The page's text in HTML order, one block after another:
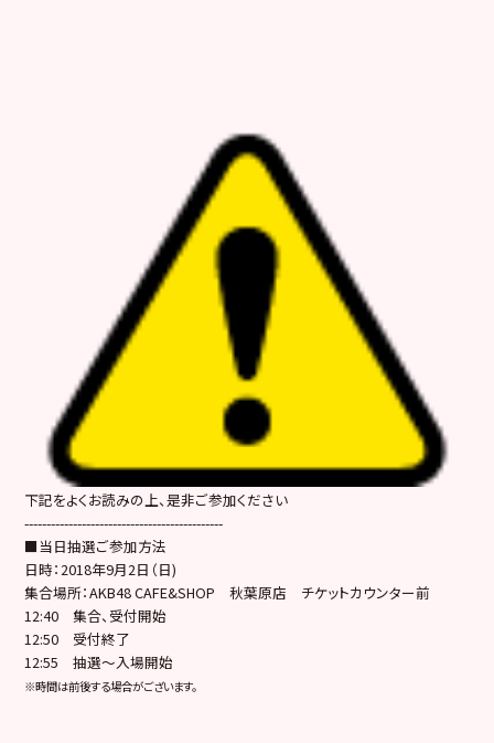
下記をよくお読みの上、是非ご参加ください
---------------------------------------------
■当日抽選ご参加方法
日時：2018年9月2日（日)
集合場所：AKB48 CAFE&SHOP 秋葉原店 チケットカウンター前
12:40 集合、受付開始
12:50 受付終了
12:55 抽選～入場開始
※時間は前後する場合がございます。